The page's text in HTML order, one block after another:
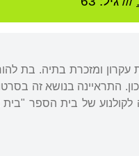
עקרון ומזכרת בתיה. בת
של בית הספר "בית